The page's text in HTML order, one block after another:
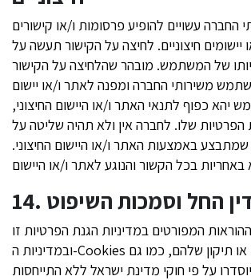
החברה עשויים להופיע פרסומות ו/או קישורים
יישומים חיצוניים. לחיצה על הקישור תעשה על
של המשתמש. מובהר שהלחיצה על הקישור
משירותי החברה ומפנה לאתר ו/או יישום
יהא כפוף לתנאי האתר ו/או היישום החיצוני,
הפרטיות שלו. לחברה אין ולא תהיה שליטה על
באמצעות האתר ו/או היישום החיצוני.
הדין החל וסמכות השיפוט
המפורטים במדיניות הגנת הפרטיות זו
ובמדיניות ה-Cookies וכן, כל שינוי או תיקון שלהם, כמו גם
על פי חוקי מדינת ישראל ללא התייחסות